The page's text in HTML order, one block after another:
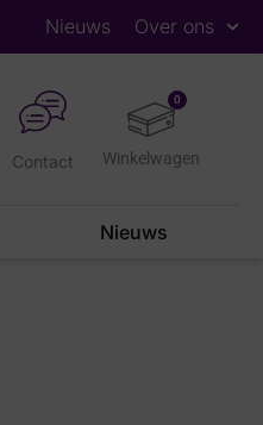
Nieuws Over ons
0
Contact
Nieuws